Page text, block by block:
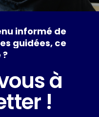
informé de
guidées, ce
?
à
!